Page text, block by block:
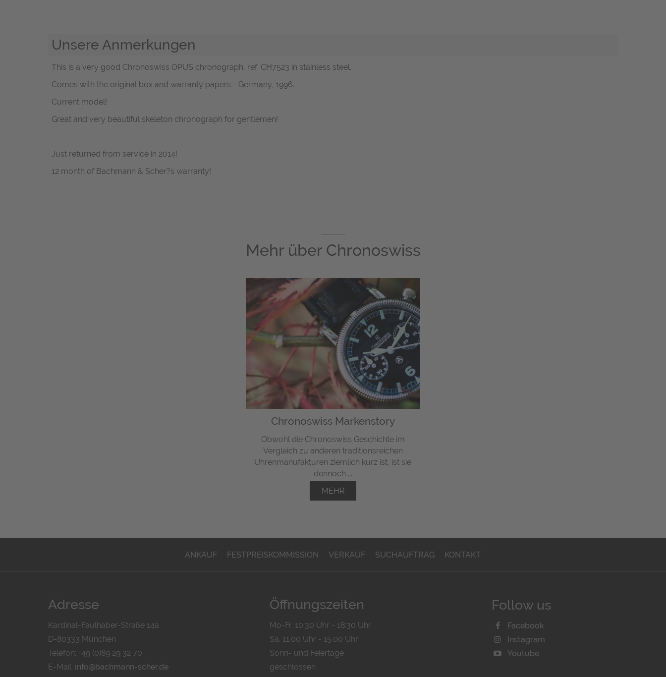
Unsere Anmerkungen
This is a very good Chronoswiss OPUS chronograph, ref. CH7523 in stainless steel.
Comes with the original box and warranty papers - Germany, 1996.
Current model!
Great and very beautiful skeleton chronograph for gentlemen!
Just returned from service in 2014!
12 month of Bachmann & Scher?s warranty!
Mehr über Chronoswiss
Chronoswiss Markenstory
Obwohl die Chronoswiss Geschichte im
Vergleich zu anderen traditionsreichen
Uhrenmanufakturen ziemlich kurz ist, ist sie
dennoch ...
MEHR
ANKAUF FESTPREISKOMMISSION VERKAUF SUCHAUFTRAG KONTAKT
Adresse
Kardinal-Faulhaber-Straße 14a
D-80333 München
Telefon: +49 (0)89 29 32 70
E-Mail: info@bachmann-scher.de
Öffnungszeiten
Mo-Fr. 10:30 Uhr - 18:30 Uhr
Sa. 11:00 Uhr - 15.00 Uhr
Sonn- und Feiertage
geschlossen
Follow us
Facebook
Instagram
Youtube